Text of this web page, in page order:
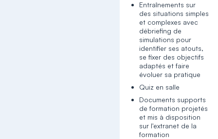
Entraînements sur
des situations simples
et complexes avec
débriefing de
simulations pour
identifier ses atouts,
se fixer des objectifs
adaptés et faire
évoluer sa pratique
Quiz en salle
Documents supports
de formation projetés
et mis à disposition
sur l'extranet de la
formation